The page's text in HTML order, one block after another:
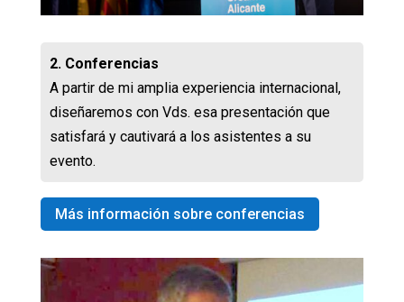
2. Conferencias
A partir de mi amplia experiencia internacional,
diseñaremos con Vds. esa presentación que
satisfará y cautivará a los asistentes a su
evento.
Más información sobre conferencias